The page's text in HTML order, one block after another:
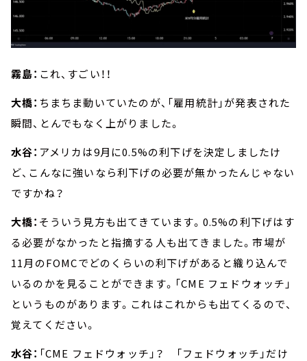
霧島： これ、すごい！！
大橋： ちまちま動いていたのが、「雇用統計」が発表された
瞬間、とんでもなく上がりました。
水谷： アメリカは9月に0.5%の利下げを決定しましたけ
ど、こんなに強いなら利下げの必要が無かったんじゃない
ですかね？
大橋： そういう見方も出てきています。0.5%の利下げはす
る必要がなかったと指摘する人も出てきました。市場が
11月のFOMCでどのくらいの利下げがあると織り込んで
いるのかを見ることができます。「CME フェドウォッチ」
というものがあります。これはこれからも出てくるので、
覚えてください。
水谷： 「CME フェドウォッチ」？ 「フェドウォッチ」だけ